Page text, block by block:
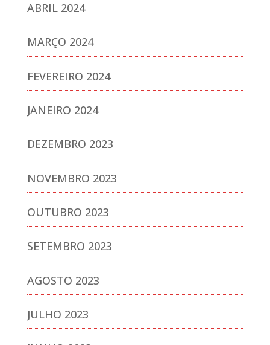
ABRIL 2024
MARÇO 2024
FEVEREIRO 2024
JANEIRO 2024
DEZEMBRO 2023
NOVEMBRO 2023
OUTUBRO 2023
SETEMBRO 2023
AGOSTO 2023
JULHO 2023